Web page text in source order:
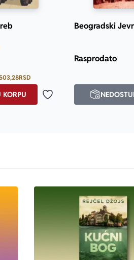
RSD
Dodaj u omiljene
Beogradski
Rasprodato